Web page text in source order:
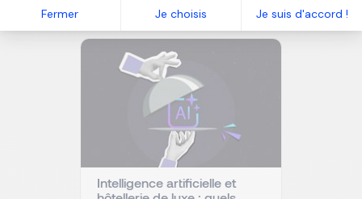
Fermer Je choisis Je suis d'accord !
Intelligence artificielle et